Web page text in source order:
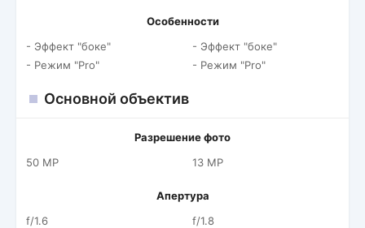
Особенности
- Эффект "боке"
- Режим "Pro"
- Эффект "боке"
- Режим "Pro"
Основной объектив
Разрешение фото
50 MP
13 MP
Апертура
f/1.6
f/1.8